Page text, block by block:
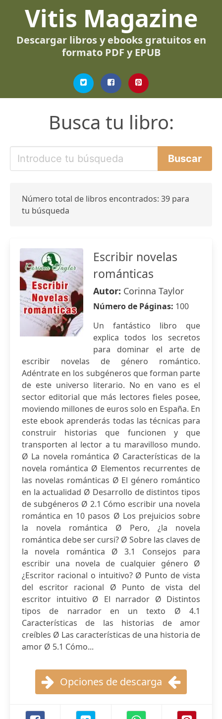
Vitis Magazine
Descargar libros y ebooks gratuitos en
formato PDF y EPUB
Busca tu libro:
Número total de libros encontrados: 39 para
tu búsqueda
Escribir novelas
románticas
Autor: Corinna Taylor
Número de Páginas: 100
Un fantástico libro que
explica todos los secretos
para dominar el arte de
escribir novelas de género romántico.
Adéntrate en los subgéneros que forman parte
de este universo literario. No en vano es el
sector editorial que más lectores fieles posee,
moviendo millones de euros solo en España. En
este ebook aprenderás todas las técnicas para
construir historias que funcionen y que
transporten al lector a tu maravilloso mundo.
Ø La novela romántica Ø Características de la
novela romántica Ø Elementos recurrentes de
las novelas románticas Ø El género romántico
en la actualidad Ø Desarrollo de distintos tipos
de subgéneros Ø 2.1 Cómo escribir una novela
romántica en 10 pasos Ø Los prejuicios sobre
la novela romántica Ø Pero, ¿la novela
romántica debe ser cursi? Ø Sobre las claves de
la novela romántica Ø 3.1 Consejos para
escribir una novela de cualquier género Ø
¿Escritor racional o intuitivo? Ø Punto de vista
del escritor racional Ø Punto de vista del
escritor intuitivo Ø El narrador Ø Distintos
tipos de narrador en un texto Ø 4.1
Características de las historias de amor
creíbles Ø Las características de una historia de
amor Ø 5.1 Cómo...
Opciones de descarga